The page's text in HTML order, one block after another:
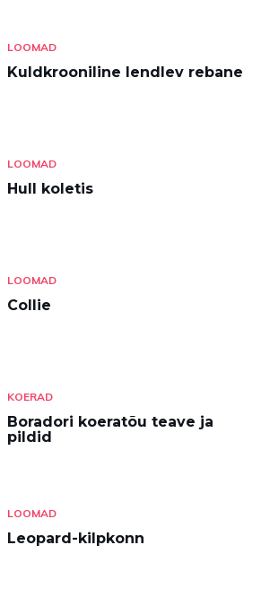
LOOMAD
Kuldkrooniline lendlev rebane
LOOMAD
Hull koletis
LOOMAD
Collie
KOERAD
Boradori koeratõu teave ja
pildid
LOOMAD
Leopard-kilpkonn